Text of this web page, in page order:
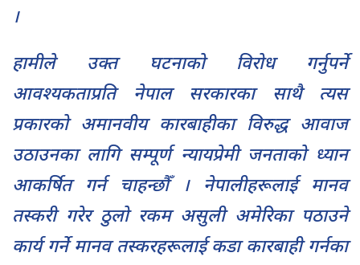
।
हामीले उक्त घटनाको विरोध गर्नुपर्ने
आवश्यकताप्रति नेपाल सरकारका साथै त्यस
प्रकारको अमानवीय कारबाहीका विरुद्ध आवाज
उठाउनका लागि सम्पूर्ण न्यायप्रेमी जनताको ध्यान
आकर्षित गर्न चाहन्छौँ । नेपालीहरूलाई मानव
तस्करी गरेर ठुलो रकम असुली अमेरिका पठाउने
कार्य गर्ने मानव तस्करहरूलाई कडा कारबाही गर्नका